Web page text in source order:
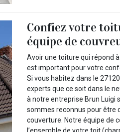
Confiez votre
équipe de
Avoir une toiture qui répond
est important pour votre
Si vous habitez dans le
experts que ce soit dans le
à notre entreprise Brun Luigi
sommes reconnus pour être
couverture. Notre équipe de